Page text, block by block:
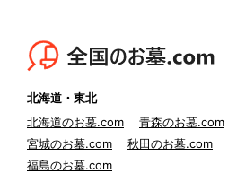
北海道・東北
北海道のお墓.com
青森のお墓.com
宮城のお墓.com
秋田のお墓.com
福島のお墓.com